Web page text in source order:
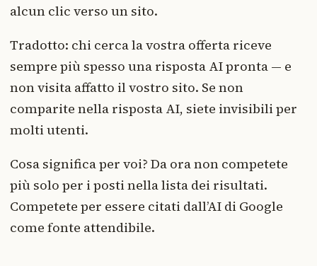
alcun clic verso un sito.
Tradotto: chi cerca la vostra offerta riceve
sempre più spesso una risposta AI pronta — e
non visita affatto il vostro sito. Se non
comparite nella risposta AI, siete invisibili per
molti utenti.
Cosa significa per voi? Da ora non competete
più solo per i posti nella lista dei risultati.
Competete per essere citati dall’AI di Google
come fonte attendibile.